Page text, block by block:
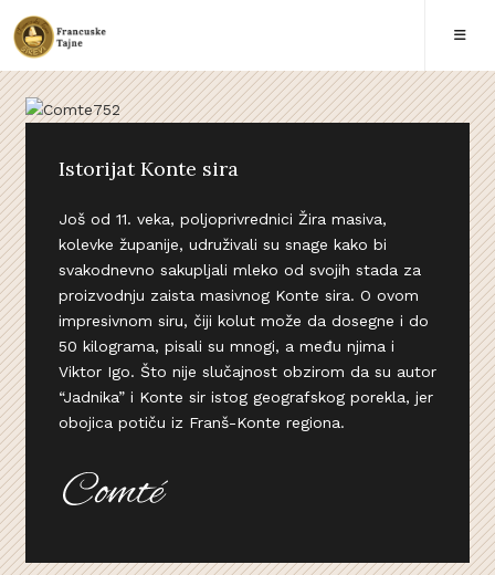
Istorijat Konte sira
Još od 11. veka, poljoprivrednici Žira masiva,
kolevke županije, udruživali su snage kako bi
svakodnevno sakupljali mleko od svojih stada za
proizvodnju zaista masivnog Konte sira. O ovom
impresivnom siru, čiji kolut može da dosegne i do
50 kilograma, pisali su mnogi, a među njima i
Viktor Igo. Što nije slučajnost obzirom da su autor
“Jadnika” i Konte sir istog geografskog porekla, jer
obojica potiču iz Franš-Konte regiona.